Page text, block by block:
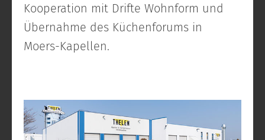
Kooperation mit Drifte Wohnform und
Übernahme des Küchenforums in
Moers-Kapellen.